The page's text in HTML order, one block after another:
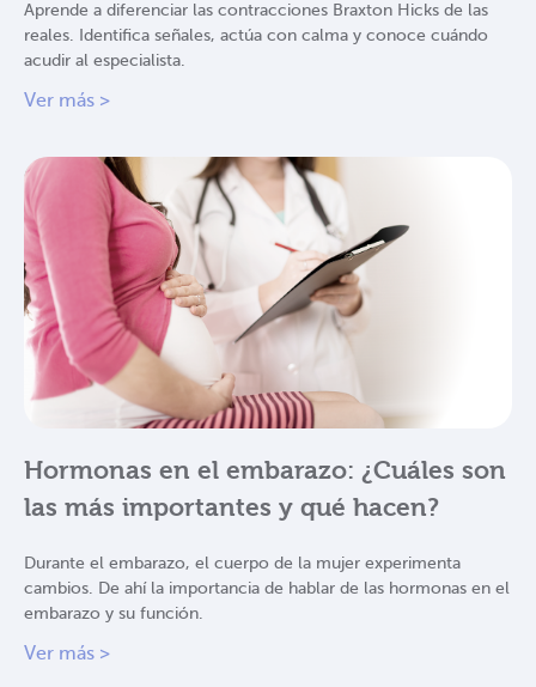
Aprende a diferenciar las contracciones Braxton Hicks de las
reales. Identifica señales, actúa con calma y conoce cuándo
acudir al especialista.
Ver más >
Hormonas en el embarazo: ¿Cuáles son
las más importantes y qué hacen?
Durante el embarazo, el cuerpo de la mujer experimenta
cambios. De ahí la importancia de hablar de las hormonas en el
embarazo y su función.
Ver más >